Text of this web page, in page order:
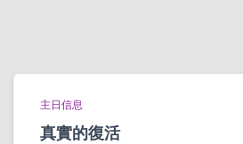
主日信息
真實的復活